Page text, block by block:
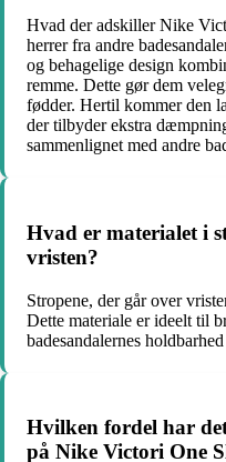
Hvad der adskiller Nike
herrer fra andre
og behagelige design
remme. Dette gør dem
fødder. Hertil kommer den
der tilbyder ekstra
sammenlignet med andre
Hvad er materialet i
vristen?
Stropene, der går over
Dette materiale er ideelt til
badesandalernes
Hvilken fordel har
på Nike Victori One